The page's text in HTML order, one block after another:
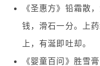
《圣惠方》铅霜散
钱，滑石一分。上
上，有涎即吐却。
《婴童百问》胜雪